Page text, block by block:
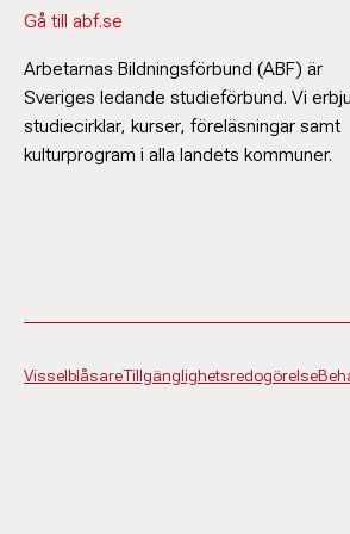
Gå till abf.se
Arbetarnas Bildningsförbund (ABF) är
Sveriges ledande studieförbund. Vi
studiecirklar, kurser, föreläsningar samt
kulturprogram i alla landets kommuner.
VisselblåsareTillgänglighetsredogörelse